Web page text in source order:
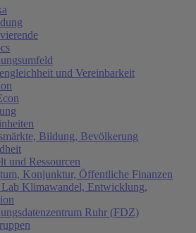
und Vereinbarkeit
Bildung, Bevölkerung
und Ressourcen
Konjunktur, Öffentliche Finanzen
Klimawandel, Entwicklung,
Ruhr (FDZ)